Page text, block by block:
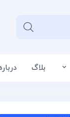
سبد خرید
بلاگ